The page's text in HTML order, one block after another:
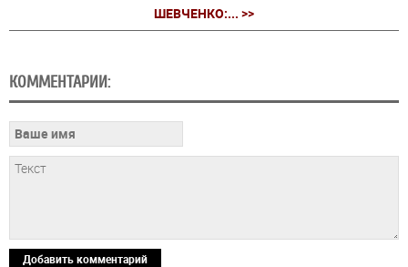
ШЕВЧЕНКО:... >>
КОММЕНТАРИИ:
Добавить комментарий